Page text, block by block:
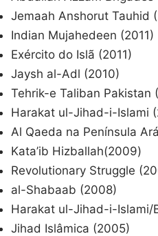
Jemaah Anshorut Tauhid
Indian Mujahedeen (2011)
Exército do Islã (2011)
Jaysh al-Adl (2010)
Tehrik-e Taliban Pakistan
Harakat ul-Jihad-i-Islami
Al Qaeda na Península
Kata’ib Hizballah(2009)
Revolutionary Struggle
al-Shabaab (2008)
Harakat ul-Jihad-i-Islami/
Jihad Islâmica (2005)